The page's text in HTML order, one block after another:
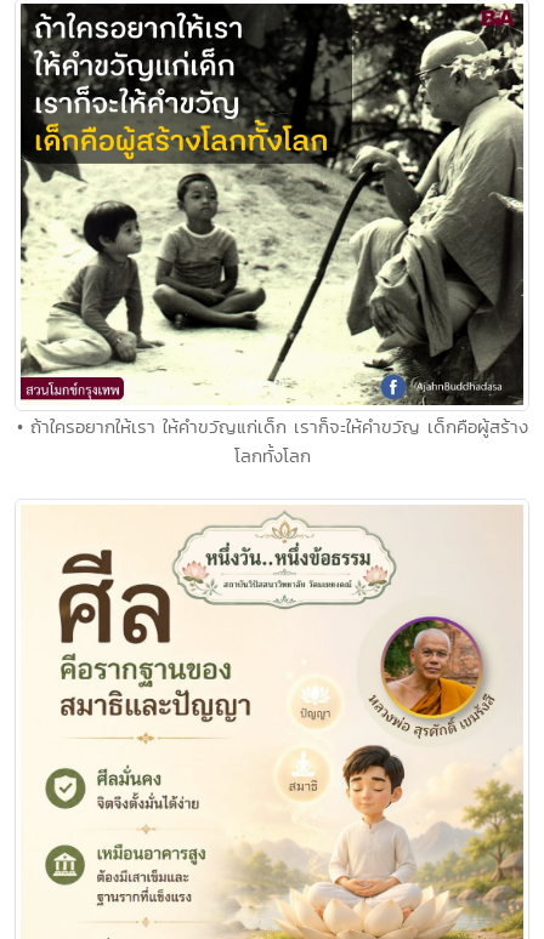
• ถ้าใครอยากให้เรา ให้คำขวัญแก่เด็ก เราก็จะให้คำขวัญ เด็กคือผู้สร้าง
โลกทั้งโลก